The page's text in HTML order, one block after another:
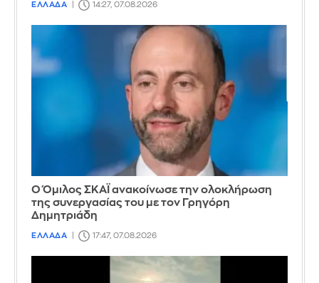
ΕΛΛΑΔΑ 14:27, 07.08.2026
Ο Όμιλος ΣΚΑΪ ανακοίνωσε την ολοκλήρωση
της συνεργασίας του με τον Γρηγόρη
Δημητριάδη
ΕΛΛΑΔΑ 17:47, 07.08.2026